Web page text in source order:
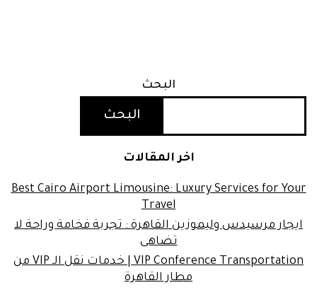
البحث
البحث
اخر المقالات
Best Cairo Airport Limousine: Luxury Services for Your
Travel
ايجار مرسيدس وليموزين القاهرة : تجربة فخامة وراحة لا
تضاهى
VIP Conference Transportation | خدمات نقل الـ VIP من
مطار القاهرة